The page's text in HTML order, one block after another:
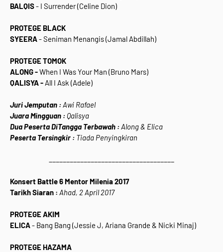
BALQIS- I Surrender (Celine Dion)
PROTEGE BLACK
SYEERA- Seniman Menangis (Jamal Abdillah)
PROTEGE TOMOK
ALONG -When I Was Your Man (Bruno Mars)
QALISYA - All I Ask (Adele)
Juri Jemputan :Awi Rafael
Juara Mingguan : Qalisya
Dua Peserta DiTangga Terbawah :Along & Elica
Peserta Tersingkir : Tiada Penyingkiran
Konsert Battle 6 Mentor Milenia 2017
Tarikh Siaran : Ahad, 2 April 2017
PROTEGE AKIM
ELICA- Bang Bang (Jessie J, Ariana Grande & Nicki Minaj)
PROTEGE HAZAMA